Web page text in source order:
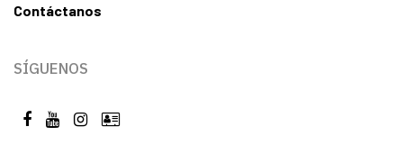
Contáctanos
SÍGUENOS